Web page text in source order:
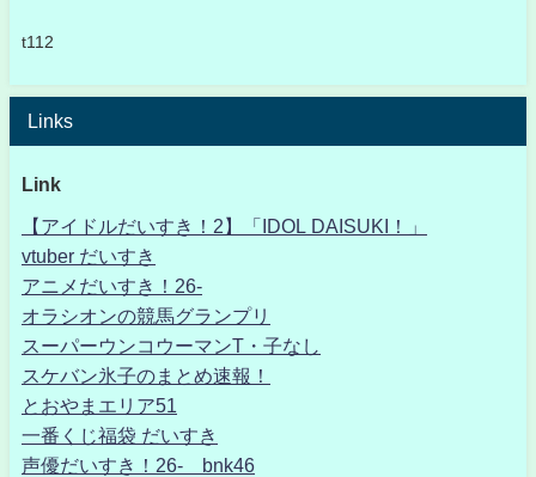
t112
Links
Link
【アイドルだいすき！2】「IDOL DAISUKI！」
vtuber だいすき
アニメだいすき！26-
オラシオンの競馬グランプリ
スーパーウンコウーマンT・子なし
スケバン氷子のまとめ速報！
とおやまエリア51
一番くじ福袋 だいすき
声優だいすき！26- bnk46